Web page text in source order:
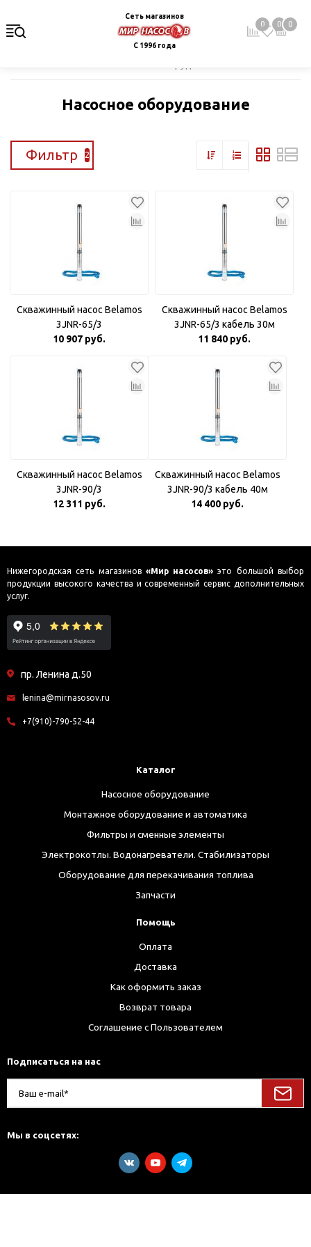
Сеть магазинов
С 1996 года
0 0 0
Насосное оборудование
Фильтр 2
Скважинный насос Belamos
3JNR-65/3
10 907 руб.
Скважинный насос Belamos
3JNR-65/3 кабель 30м
11 840 руб.
Скважинный насос Belamos
3JNR-90/3
12 311 руб.
Скважинный насос Belamos
3JNR-90/3 кабель 40м
14 400 руб.
Нижегородская сеть магазинов «Мир насосов» это большой выбор
продукции высокого качества и современный сервис дополнительных
услуг.
пр. Ленина д.50
lenina@mirnasosov.ru
+7(910)-790-52-44
Каталог
Насосное оборудование
Монтажное оборудование и автоматика
Фильтры и сменные элементы
Электрокотлы. Водонагреватели. Стабилизаторы
Оборудование для перекачивания топлива
Запчасти
Помощь
Оплата
Доставка
Как оформить заказ
Возврат товара
Соглашение с Пользователем
Подписаться на нас
Мы в соцсетях: